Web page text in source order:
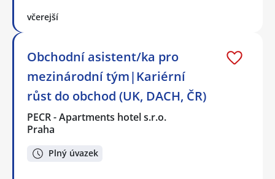
včerejší
Obchodní asistent/ka pro
mezinárodní tým|Kariérní
růst do obchod (UK, DACH, ČR)
PECR - Apartments hotel s.r.o.
Praha
Plný úvazek